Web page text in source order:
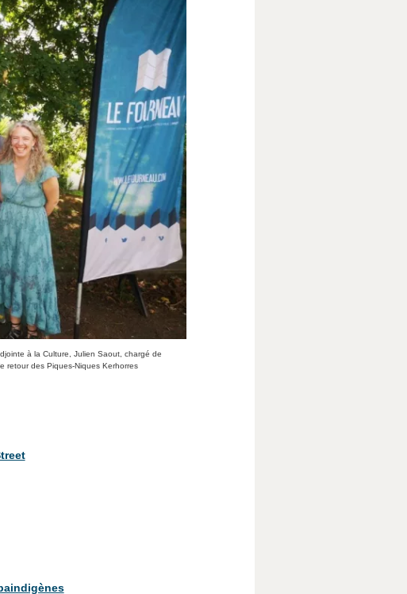
à la Culture, Julien Saout, chargé de
retour des Piques-Niques Kerhorres